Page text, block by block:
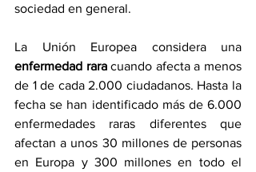
sociedad en general.
La Unión Europea considera una
enfermedad rara cuando afecta a menos
de 1 de cada 2.000 ciudadanos. Hasta la
fecha se han identificado más de 6.000
enfermedades raras diferentes que
afectan a unos 30 millones de personas
en Europa y 300 millones en todo el